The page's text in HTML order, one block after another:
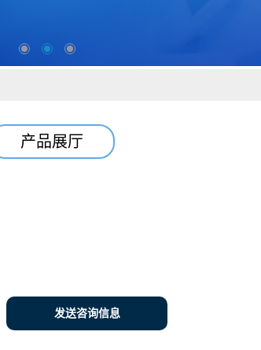
产品展厅
发送咨询信息